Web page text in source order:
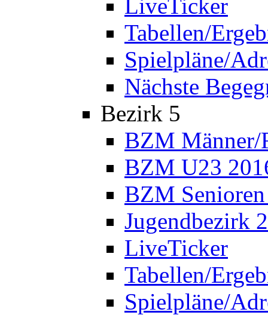
LiveTicker
Tabellen/
Spielpläne/
Nächste
Bezirk 5
BZM Männer/
BZM U23
BZM
Jugendbezirk
LiveTicker
Tabellen/
Spielpläne/